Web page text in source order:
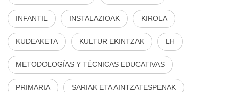
INFANTIL INSTALAZIOAK KIROLA
KUDEAKETA KULTUR EKINTZAK LH
METODOLOGÍAS Y TÉCNICAS EDUCATIVAS
PRIMARIA SARIAK ETA AINTZATESPENAK